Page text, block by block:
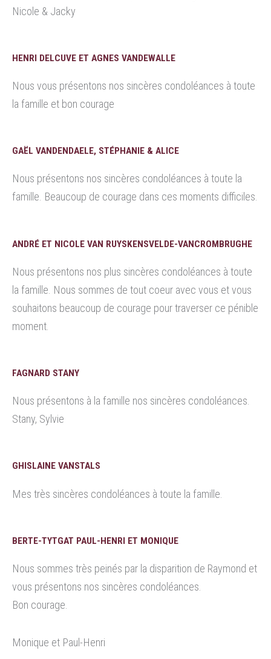
Nicole & Jacky
HENRI DELCUVE ET AGNES VANDEWALLE
Nous vous présentons nos sincères condoléances à toute
la famille et bon courage
GAËL VANDENDAELE, STÉPHANIE & ALICE
Nous présentons nos sincères condoléances à toute la
famille. Beaucoup de courage dans ces moments difficiles.
ANDRÉ ET NICOLE VAN RUYSKENSVELDE-VANCROMBRUGHE
Nous présentons nos plus sincères condoléances à toute
la famille. Nous sommes de tout coeur avec vous et vous
souhaitons beaucoup de courage pour traverser ce pénible
moment.
FAGNARD STANY
Nous présentons à la famille nos sincères condoléances.
Stany, Sylvie
GHISLAINE VANSTALS
Mes très sincères condoléances à toute la famille.
BERTE-TYTGAT PAUL-HENRI ET MONIQUE
Nous sommes très peinés par la disparition de Raymond et
vous présentons nos sincères condoléances.
Bon courage.
Monique et Paul-Henri